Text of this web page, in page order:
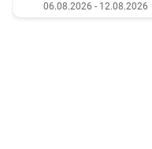
06.08.2026 - 12.08.2026